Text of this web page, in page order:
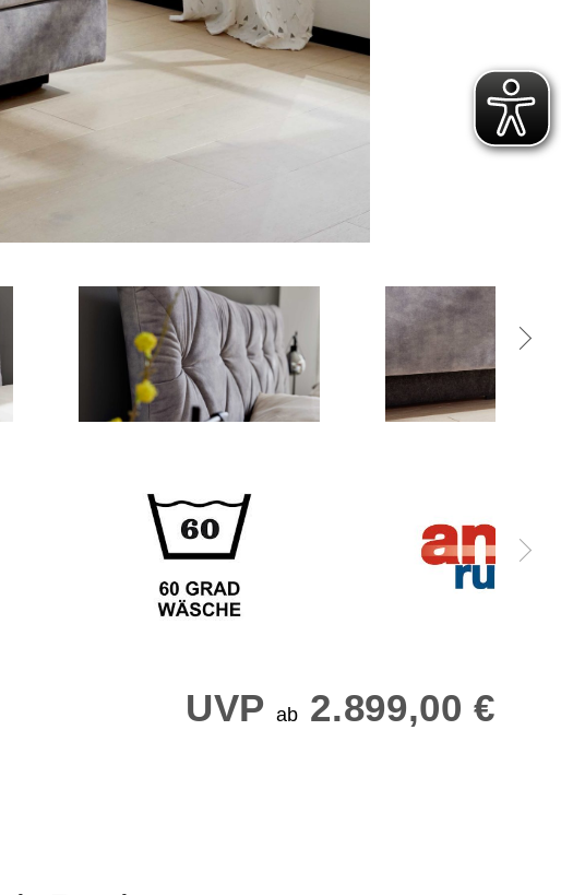
UVP ab 2.899,00 €